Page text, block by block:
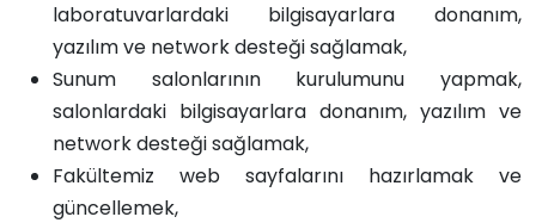
laboratuvarlardaki bilgisayarlara donanım,
yazılım ve network desteği sağlamak,
Sunum salonlarının kurulumunu yapmak,
salonlardaki bilgisayarlara donanım, yazılım ve
network desteği sağlamak,
Fakültemiz web sayfalarını hazırlamak ve
güncellemek,